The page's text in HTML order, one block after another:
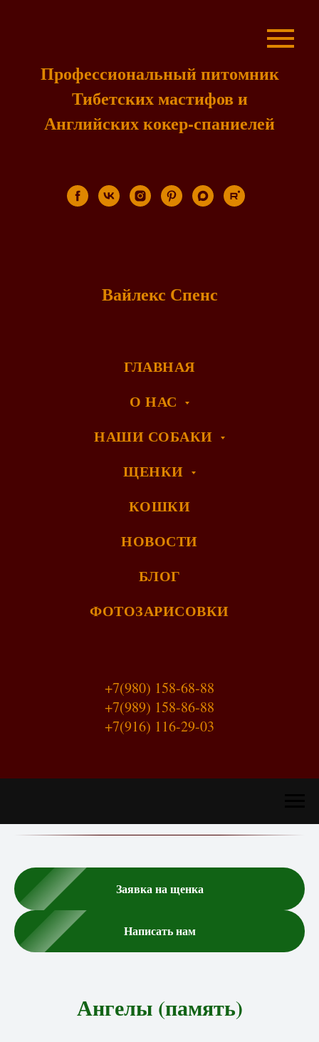
Профессиональный питомник
Тибетских мастифов и
Английских кокер-спаниелей
Вайлекс Спенс
ГЛАВНАЯ
О НАС
НАШИ СОБАКИ
ЩЕНКИ
КОШКИ
НОВОСТИ
БЛОГ
ФОТОЗАРИСОВКИ
+7(980) 158-68-88
+7(989) 158-86-88
+7(916) 116-29-03
Заявка на щенка
Написать нам
Ангелы (память)